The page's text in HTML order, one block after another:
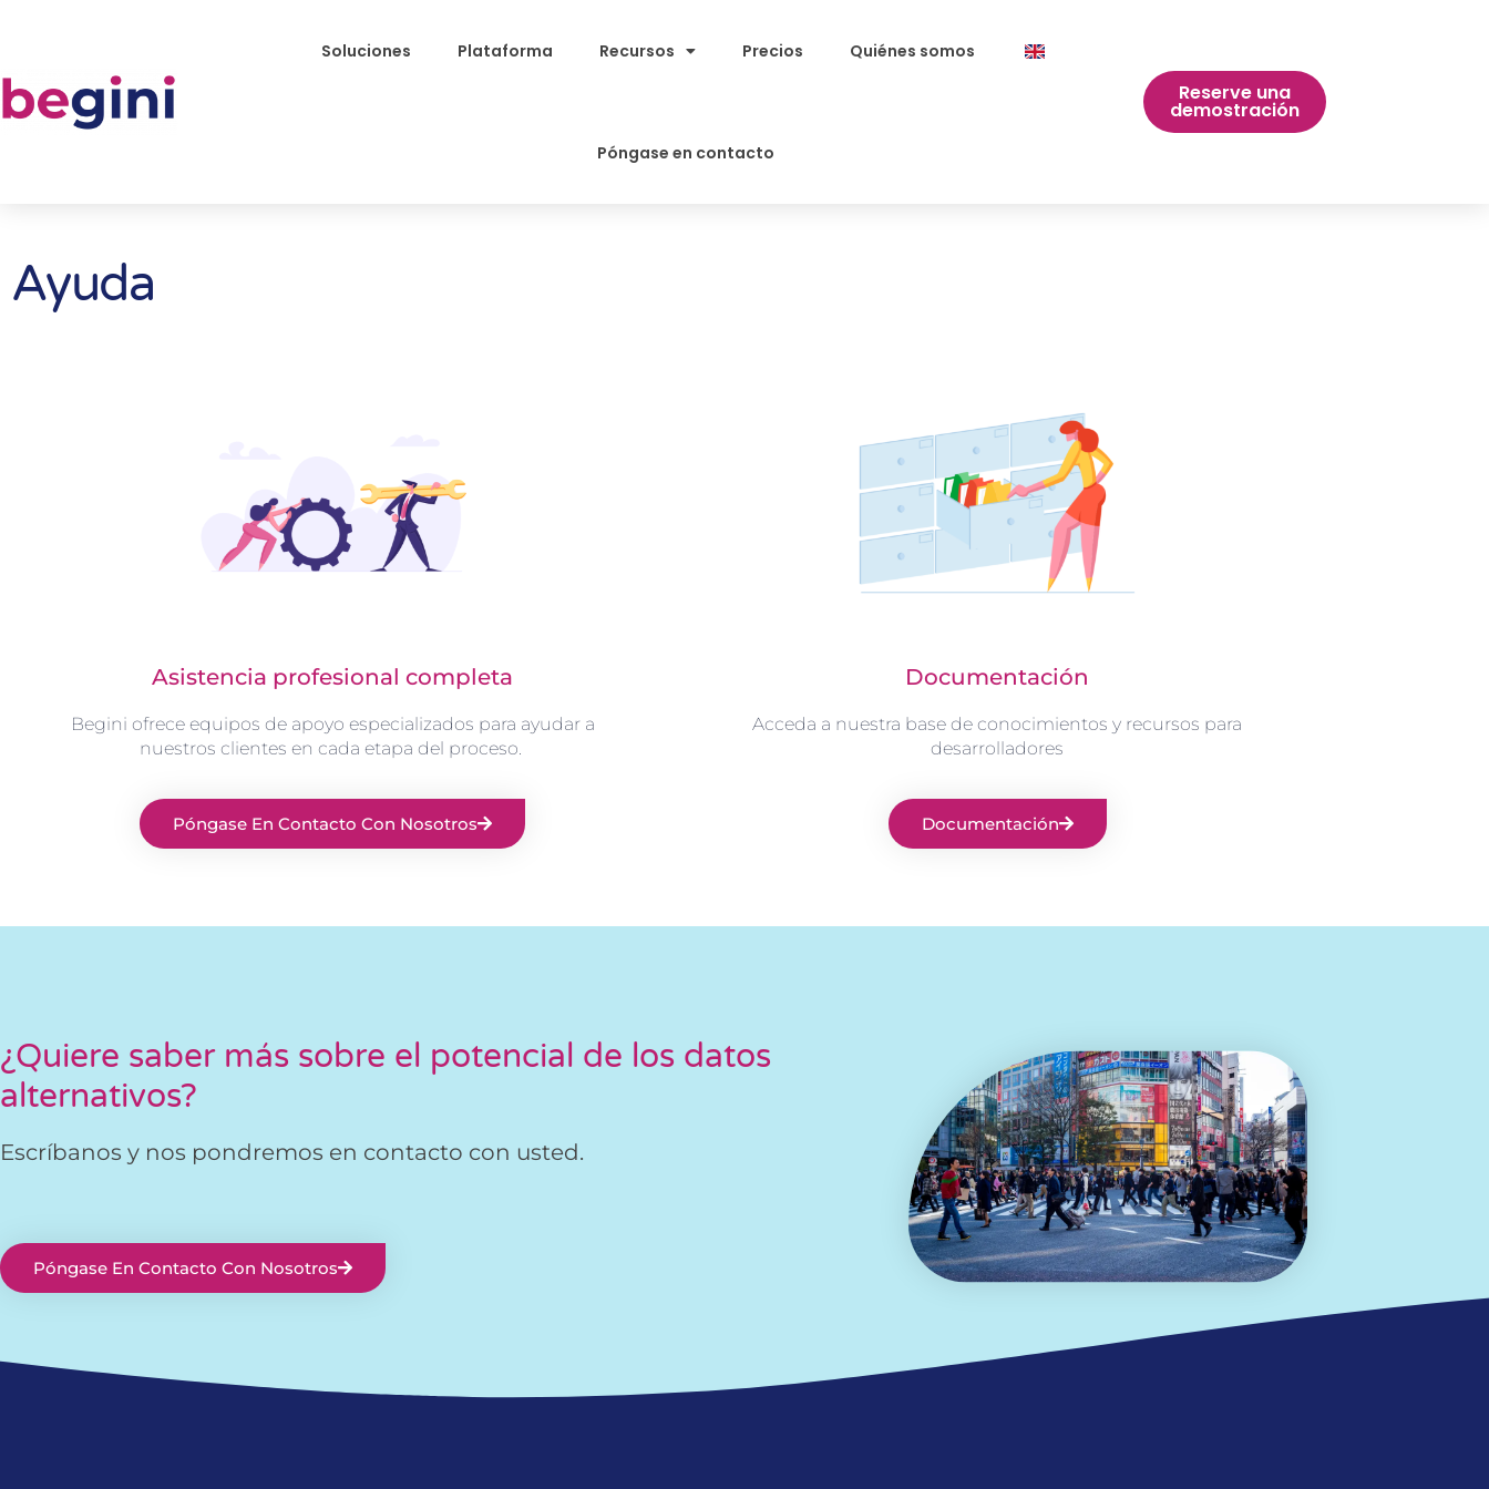
Soluciones Plataforma Recursos Precios Quiénes somos
Póngase en contacto
Reserve una
demostración
Ayuda
Asistencia profesional completa
Begini ofrece equipos de apoyo especializados para ayudar a
nuestros clientes en cada etapa del proceso.
Póngase En Contacto Con Nosotros
Documentación
Acceda a nuestra base de conocimientos y recursos para
desarrolladores
Documentación
¿Quiere saber más sobre el potencial de los datos
alternativos?
Escríbanos y nos pondremos en contacto con usted.
Póngase En Contacto Con Nosotros